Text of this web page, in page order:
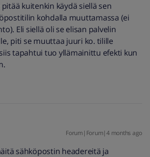
kuitenkin käydä siellä sen
kohdalla muuttamassa (ei
Eli siellä oli se elisan palvelin
piti se muuttaa juuri ko. tilille
tapahtui tuo yllämainittu efekti kun
Forum|Forum|4 months ago
sähköpostin headereitä ja